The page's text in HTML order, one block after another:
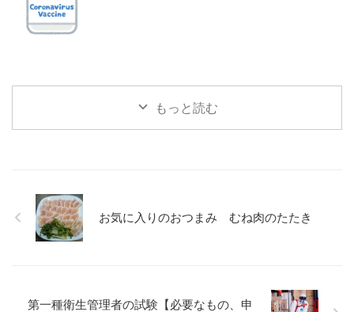
もっと読む
お気に入りのおつまみ むね肉のたたき
第一種衛生管理者の試験【必要なもの、申